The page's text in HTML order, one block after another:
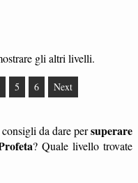
gli altri livelli.
5 6 Next
da dare persuperare
? Quale livello trovate